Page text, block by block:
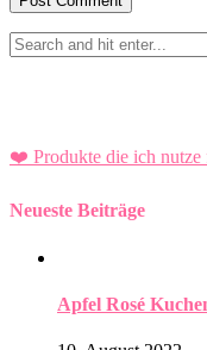
❤️ Produkte die ich nutze
Neueste Beiträge
Apfel Rosé